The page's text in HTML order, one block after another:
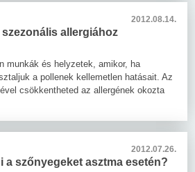
2012.08.14.
allergiához
munkák és helyzetek, amikor, ha
a pollenek kellemetlen hatásait. Az
csökkentheted az allergének okozta
2012.07.26.
a szőnyegeket asztma esetén?